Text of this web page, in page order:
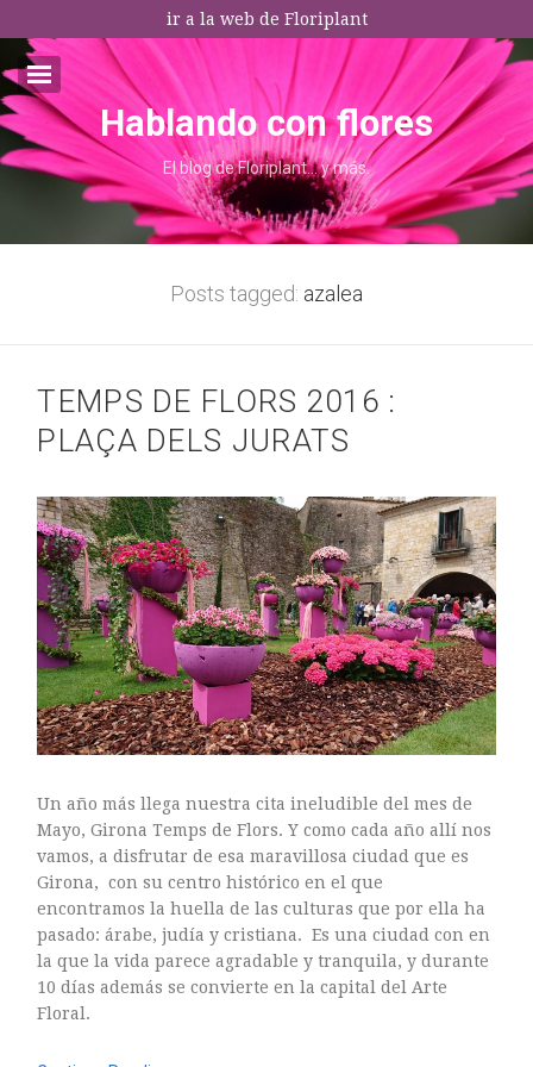
ir a la web de Floriplant
I agree terms and conditions.*
Email:*
ARTE FLORAL
BLOGS
Bodas
CULTIVOS
DECORACION
EXPOSICIONES
flores
FOTOGRAFIA
INSTAGRAM
JARDINES
LOS PINTORES Y LAS FLORES
MAESTROS FLORISTAS
MARKETING
PLANTAS
Hablando con flores
El blog de Floriplant… y más.
Posts tagged: azalea
TEMPS DE FLORS 2016 :
PLAÇA DELS JURATS
Un año más llega nuestra cita ineludible del mes de
Mayo, Girona Temps de Flors. Y como cada año allí nos
vamos, a disfrutar de esa maravillosa ciudad que es
Girona, con su centro histórico en el que
encontramos la huella de las culturas que por ella ha
pasado: árabe, judía y cristiana. Es una ciudad con en
la que la vida parece agradable y tranquila, y durante
10 días además se convierte en la capital del Arte
Floral.